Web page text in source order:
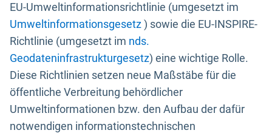
EU-Umweltinformationsrichtlinie (umgesetzt im
Umweltinformationsgesetz) sowie die EU-INSPIRE-
Richtlinie (umgesetzt im nds.
Geodateninfrastrukturgesetz) eine wichtige Rolle.
Diese Richtlinien setzen neue Maßstäbe für die
öffentliche Verbreitung behördlicher
Umweltinformationen bzw. den Aufbau der dafür
notwendigen informationstechnischen